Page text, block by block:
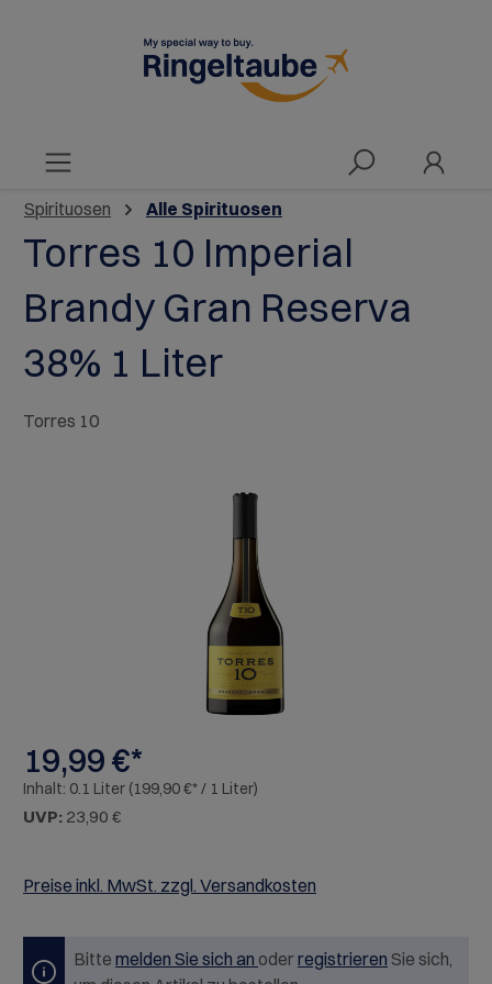
Spirituosen Alle Spirituosen
Torres 10 Imperial
Brandy Gran Reserva
38% 1 Liter
Torres 10
19,99 €*
Inhalt: 0.1 Liter (199,90 €* / 1 Liter)
UVP: 23,90 €
Preise inkl. MwSt. zzgl. Versandkosten
Bitte melden Sie sich an oderregistrieren Sie sich,